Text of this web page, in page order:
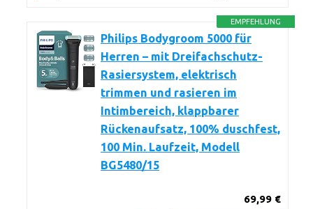
EMPFEHLUNG
Philips Bodygroom 5000 für
Herren – mit Dreifachschutz-
Rasiersystem, elektrisch
trimmen und rasieren im
Intimbereich, klappbarer
Rückenaufsatz, 100% duschfest,
100 Min. Laufzeit, Modell
BG5480/15
69,99 €